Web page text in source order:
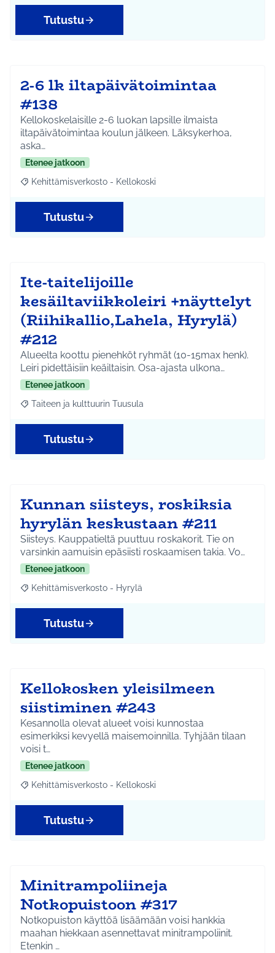
Tutustu
2-6 lk iltapäivätoimintaa
#138
Kellokoskelaisille 2-6 luokan lapsille ilmaista
iltapäivätoimintaa koulun jälkeen. Läksykerhoa,
aska…
Etenee jatkoon
Rajaa tulokset aihepiirin mukaan: Kehittämisverkosto -
Kehittämisverkosto - Kellokoski
Tutustu
Ite-taitelijoille
kesäiltaviikkoleiri +näyttelyt
(Riihikallio,Lahela, Hyrylä)
#212
Alueelta koottu pienehköt ryhmät (10-15max henk).
Leiri pidettäisiin keäiltaisin. Osa-ajasta ulkona…
Etenee jatkoon
Rajaa tulokset aihepiirin mukaan: Taiteen ja kulttuurin Tuusula
Taiteen ja kulttuurin Tuusula
Tutustu
Kunnan siisteys, roskiksia
hyrylän keskustaan #211
Siisteys. Kauppatieltä puuttuu roskakorit. Tie on
varsinkin aamuisin epäsiisti roskaamisen takia. Vo…
Etenee jatkoon
Rajaa tulokset aihepiirin mukaan: Kehittämisverkosto - Hyrylä
Kehittämisverkosto - Hyrylä
Tutustu
Kellokosken yleisilmeen
siistiminen #243
Kesannolla olevat alueet voisi kunnostaa
esimerkiksi kevyellä maisemoinnilla. Tyhjään tilaan
voisi t…
Etenee jatkoon
Rajaa tulokset aihepiirin mukaan: Kehittämisverkosto -
Kehittämisverkosto - Kellokoski
Tutustu
Minitrampoliineja
Notkopuistoon #317
Notkopuiston käyttöä lisäämään voisi hankkia
maahan hiekkaan asennettavat minitrampoliinit.
Etenkin …